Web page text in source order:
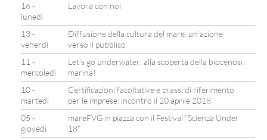
16 -
lunedì
Lavora con noi
13 -
venerdì
Diffusione della cultura del mare: un’azione
verso il pubblico
11 -
mercoledì
Let’s go underwater: alla scoperta della biocenosi
marina!
10 -
martedì
Certificazioni facoltative e prassi di riferimento
per le imprese: incontro il 20 aprile 2018
05 -
giovedì
mareFVG in piazza con il Festival “Scienza Under
18”